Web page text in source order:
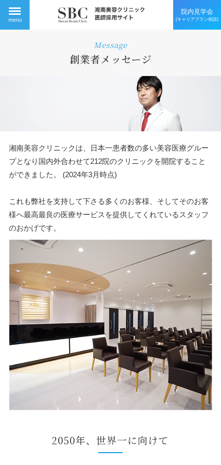
menu
院内見学会
(キャリアプラン相談)
Message
創業者メッセージ
湘南美容クリニックは、日本一患者数の多い美容医療グルー
プとなり国内外合わせて212院のクリニックを開院すること
ができました。 (2024年3月時点)
これも弊社を支持して下さる多くのお客様、そしてそのお客
様へ最高最良の医療サービスを提供してくれているスタッフ
のおかげです。
2050年、世界一に向けて